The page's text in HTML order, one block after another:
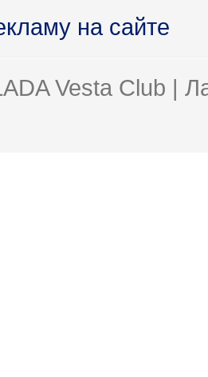
на сайте
Vesta Club |